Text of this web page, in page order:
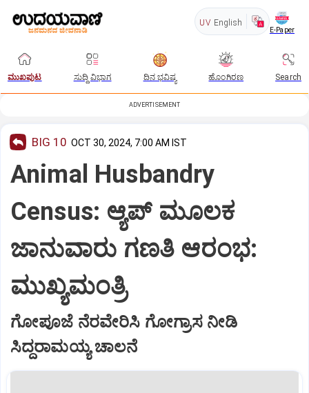
UV English
E-Paper
ಮುಖಪುಟ ಸುದ್ದಿ ವಿಭಾಗ ದಿನ ಭವಿಷ್ಯ ಹೊಂಗಿರಣ Search
ADVERTISEMENT
BIG 10 OCT 30, 2024, 7:00 AM IST
Animal Husbandry
Census: ಆ್ಯಪ್‌ ಮೂಲಕ
ಜಾನುವಾರು ಗಣತಿ ಆರಂಭ:
ಮುಖ್ಯಮಂತ್ರಿ
ಗೋಪೂಜೆ ನೆರವೇರಿಸಿ ಗೋಗ್ರಾಸ ನೀಡಿ
ಸಿದ್ದರಾಮಯ್ಯ ಚಾಲನೆ